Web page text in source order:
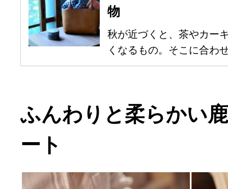
物
秋が近づくと、茶やカー
くなるもの。そこに合わ
ふんわりと柔らかい
ート